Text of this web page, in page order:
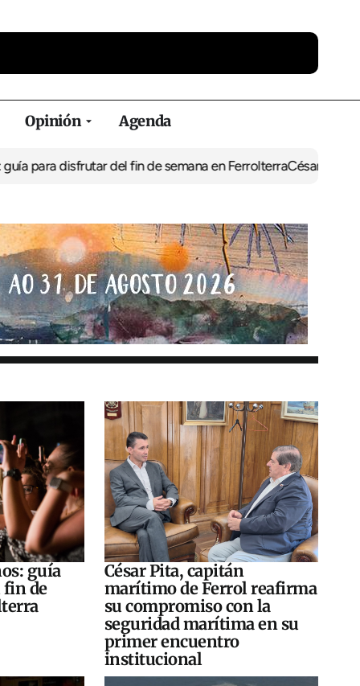
Opinión Agenda
del fin de semana en FerrolterraCésar Pita, capitán
guía
fin de
César Pita, capitán
marítimo de Ferrol reafirma
su compromiso con la
seguridad marítima en su
primer encuentro
institucional